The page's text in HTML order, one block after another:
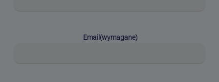
Email (wymagane)